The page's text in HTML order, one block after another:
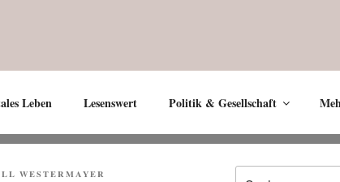
Leben Lesenswert Politik & Gesellschaft
WESTERMAYER